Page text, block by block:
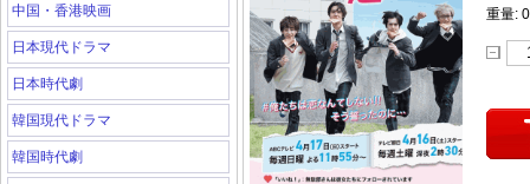
中国・香港映画
日本現代ドラマ
日本時代劇
韓国現代ドラマ
韓国時代劇
重量: